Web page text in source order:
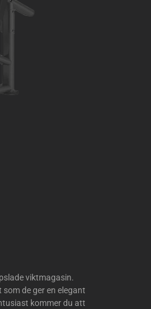
viktmagasin.
de ger en elegant
kommer du att